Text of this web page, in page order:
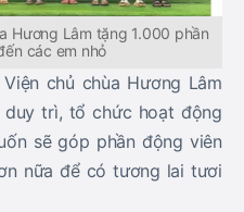
Hương Lâm tặng 1.000 phần
các em nhỏ
chủ chùa Hương Lâm
duy trì, tổ chức hoạt động
sẽ góp phần động viên
nữa để có tương lai tươi